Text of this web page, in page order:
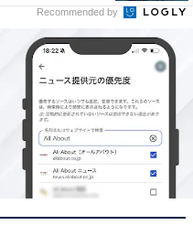
全ランキング結果を見
Recommended by